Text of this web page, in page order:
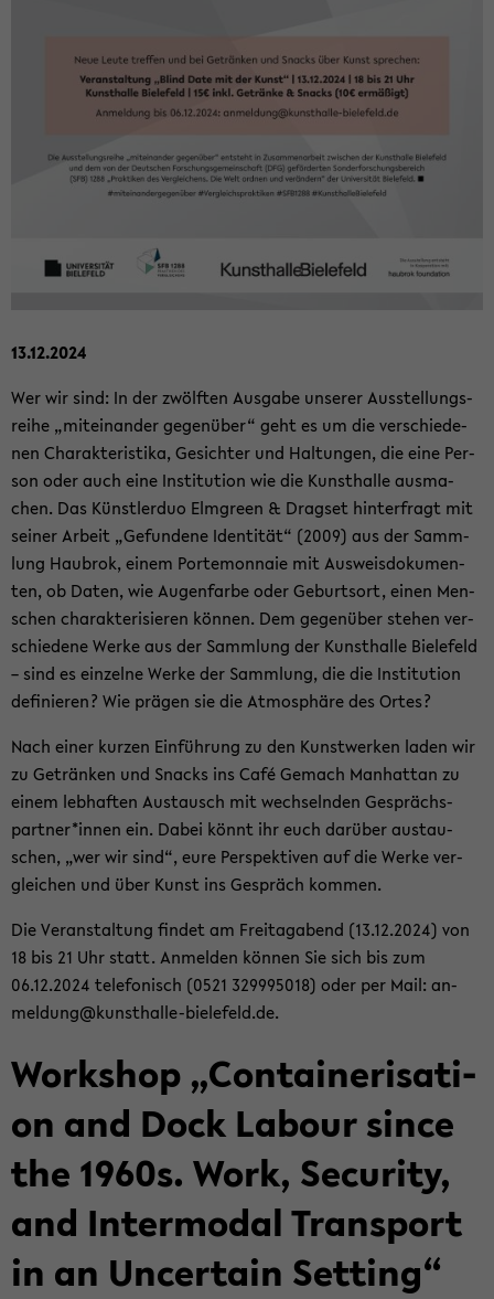
13.12.2024
Wer wir sind: In der zwölf­ten Aus­ga­be un­se­rer Aus­stel­lungs­
rei­he „mit­ein­an­der ge­gen­über“ geht es um die ver­schie­de­
nen Cha­rak­te­ris­ti­ka, Ge­sich­ter und Hal­tun­gen, die eine Per­
son oder auch eine In­sti­tu­ti­on wie die Kunst­hal­le aus­ma­
chen. Das Künst­ler­duo Elm­green & Drags­et hin­ter­fragt mit
sei­ner Ar­beit „Ge­fun­de­ne Iden­ti­tät“ (2009) aus der Samm­
lung Hau­brok, einem Porte­mon­naie mit Aus­weis­do­ku­men­
ten, ob Daten, wie Au­gen­far­be oder Ge­burts­ort, einen Men­
schen cha­rak­te­ri­sie­ren kön­nen. Dem ge­gen­über ste­hen ver­
schie­de­ne Werke aus der Samm­lung der Kunst­hal­le Bie­le­feld
– sind es ein­zel­ne Werke der Samm­lung, die die In­sti­tu­ti­on
de­fi­nie­ren? Wie prä­gen sie die At­mo­sphä­re des Ortes?
Nach einer kur­zen Ein­füh­rung zu den Kunst­wer­ken laden wir
zu Ge­trän­ken und Snacks ins Café Ge­mach Man­hat­tan zu
einem leb­haf­ten Aus­tausch mit wech­seln­den Ge­sprächs­
part­ner*innen ein. Dabei könnt ihr euch dar­über aus­tau­
schen, „wer wir sind“, eure Per­spek­ti­ven auf die Werke ver­
glei­chen und über Kunst ins Ge­spräch kom­men.
Die Ver­an­stal­tung fin­det am Frei­tag­abend (13.12.2024) von
18 bis 21 Uhr statt. An­mel­den kön­nen Sie sich bis zum
06.12.2024 te­le­fo­nisch (0521 329995018) oder per Mail: an­
mel­dung@kunsthalle-​bielefeld.de.
Work­shop „Con­tai­ne­ri­sa­ti­
on and Dock La­bour since
the 1960s. Work, Se­cu­ri­ty,
and In­ter­mo­dal Trans­port
in an Un­cer­tain Set­ting“